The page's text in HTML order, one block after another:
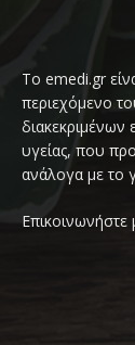
Το emedi.gr
περιεχόμενο
υγείας, που
ανάλογα με το
Επικοινωνήστε